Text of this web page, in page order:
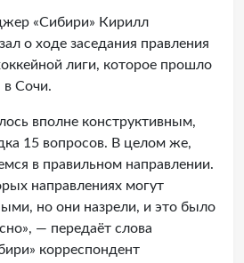
«Сибири» Кирилл
о ходе заседания правления
лиги, которое прошло
в Сочи.
вполне конструктивным,
15 вопросов. В целом же,
в правильном направлении.
направлениях могут
но они назрели, и это было
— передаёт слова
корреспондент